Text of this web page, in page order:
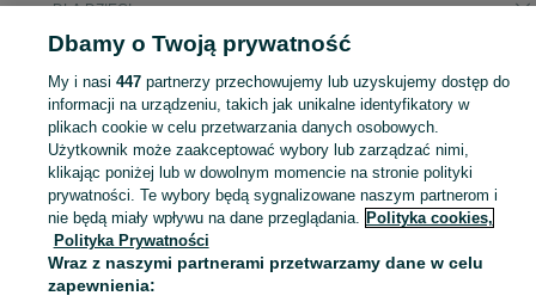
DLA DZIECI
KATEGORIA
Zakupy dla Twojej pociechy mogą być dziecinnie proste! Znajdź to, czego potrzebujesz w kategorii Dla Dzieci na OLX - Marki i okolice!
Mapa kategorii
Mapa miejscowości
Mapa ministron
Popularne wyszukiwania
Dbamy o Twoją prywatność
My i nasi 447partnerzy przechowujemy lub uzyskujemy dostęp do
informacji na urządzeniu, takich jak unikalne identyfikatory w
plikach cookie w celu przetwarzania danych osobowych.
Użytkownik może zaakceptować wybory lub zarządzać nimi,
klikając poniżej lub w dowolnym momencie na stronie polityki
prywatności. Te wybory będą sygnalizowane naszym partnerom i
nie będą miały wpływu na dane przeglądania. Polityka cookies,
Polityka Prywatności
Wraz z naszymi partnerami przetwarzamy dane w celu
zapewnienia: